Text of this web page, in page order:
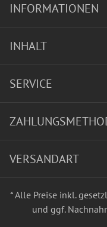
INFORMATIONEN
INHALT
SERVICE
VERSANDART
* Alle Preise inkl.
und ggf.